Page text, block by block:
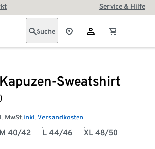
Service & Hilfe
Suche
Sweatshirt
MwSt.inkl. Versandkosten
M 40/42 L 44/46 XL 48/50